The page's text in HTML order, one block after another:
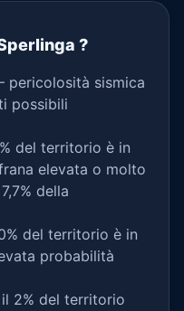
?
pericolosità sismica
possibili
del territorio è in
elevata o molto
della
del territorio è in
probabilità
il 2% del territorio